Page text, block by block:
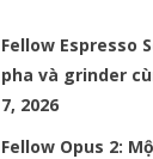
Fellow Espresso
pha và grinder
7, 2026
Fellow Opus 2: